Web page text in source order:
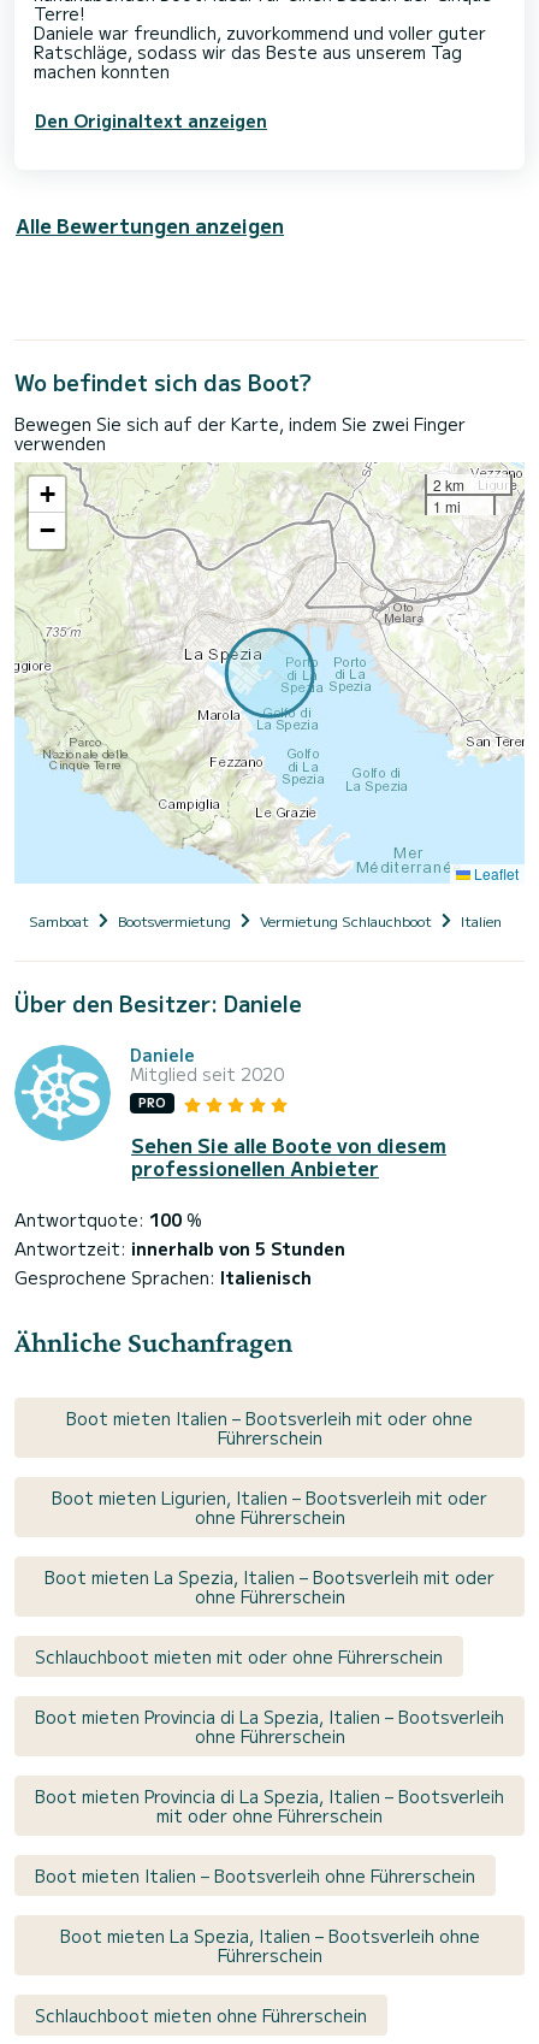
Terre!
Daniele war freundlich, zuvorkommend und voller guter
Ratschläge, sodass wir das Beste aus unserem Tag
Den Originaltext anzeigen
Alle Bewertungen anzeigen
Wo befindet sich das Boot?
Bewegen Sie sich auf der Karte, indem Sie zwei Finger
verwenden
+
−
2 km
1 mi
Leaflet
Samboat Bootsvermietung Vermietung Schlauchboot Italien
Über den Besitzer: Daniele
Daniele
Mitglied seit 2020
PRO
Sehen Sie alle Boote von diesem
professionellen Anbieter
Antwortquote: 100 %
Antwortzeit: innerhalb von 5 Stunden
Gesprochene Sprachen: Italienisch
Ähnliche Suchanfragen
Boot mieten Italien – Bootsverleih mit oder ohne
Führerschein
Boot mieten Ligurien, Italien – Bootsverleih mit oder
ohne Führerschein
Boot mieten La Spezia, Italien – Bootsverleih mit oder
ohne Führerschein
Schlauchboot mieten mit oder ohne Führerschein
Boot mieten Provincia di La Spezia, Italien – Bootsverleih
ohne Führerschein
Boot mieten Provincia di La Spezia, Italien – Bootsverleih
mit oder ohne Führerschein
Boot mieten Italien – Bootsverleih ohne Führerschein
Boot mieten La Spezia, Italien – Bootsverleih ohne
Führerschein
Schlauchboot mieten ohne Führerschein